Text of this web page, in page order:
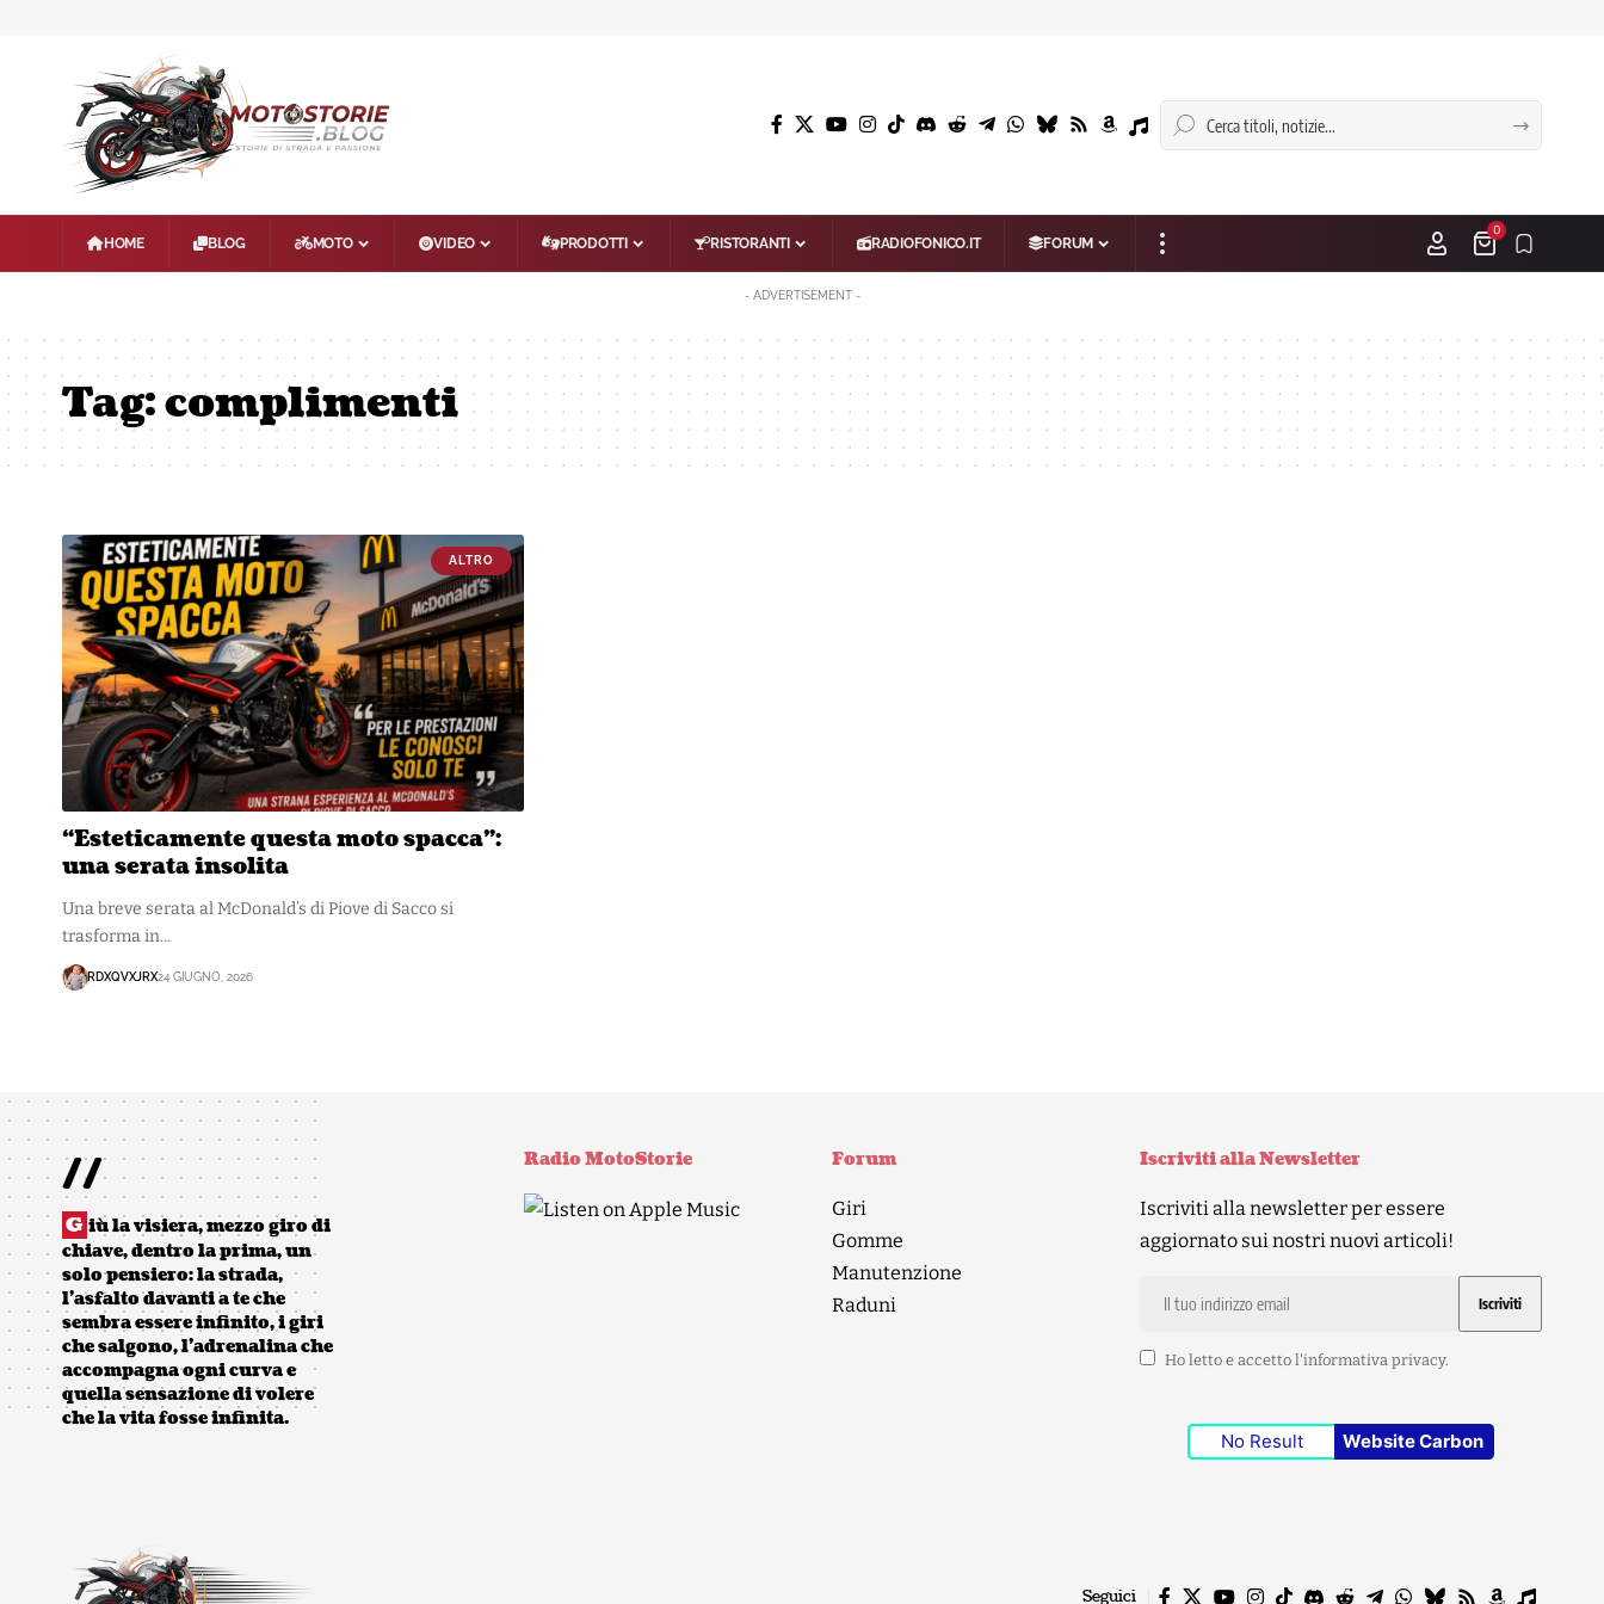
HOME BLOG MOTO VIDEO PRODOTTI RISTORANTI RADIOFONICO.IT FORUM
0
- ADVERTISEMENT -
Tag:complimenti
ALTRO
“Esteticamente questa moto spacca”:
una serata insolita
Una breve serata al McDonald’s di Piove di Sacco si
trasforma in…
RDXQVXJRX24 GIUGNO, 2026
//
G iù la visiera, mezzo giro di
chiave, dentro la prima, un
solo pensiero: la strada,
l’asfalto davanti a te che
sembra essere infinito, i giri
che salgono, l’adrenalina che
accompagna ogni curva e
quella sensazione di volere
che la vita fosse infinita.
Radio MotoStorie Forum
Giri
Gomme
Manutenzione
Raduni
Iscriviti alla Newsletter
Iscriviti alla newsletter per essere
aggiornato sui nostri nuovi articoli!
Ho letto e accetto l'informativa privacy.
No Result Website Carbon
Seguici